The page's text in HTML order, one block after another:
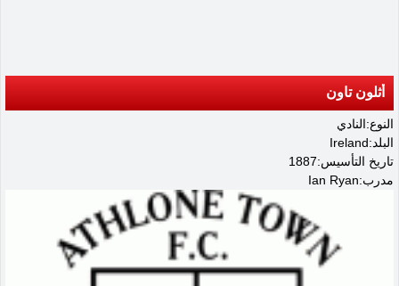
أثلون تاون
النوع:النادي
البلد:Ireland
تاريخ التأسيس:1887
مدرب:Ian Ryan